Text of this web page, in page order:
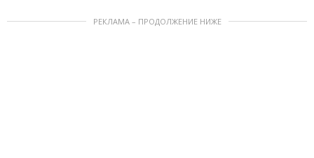
РЕКЛАМА – ПРОДОЛЖЕНИЕ НИЖЕ